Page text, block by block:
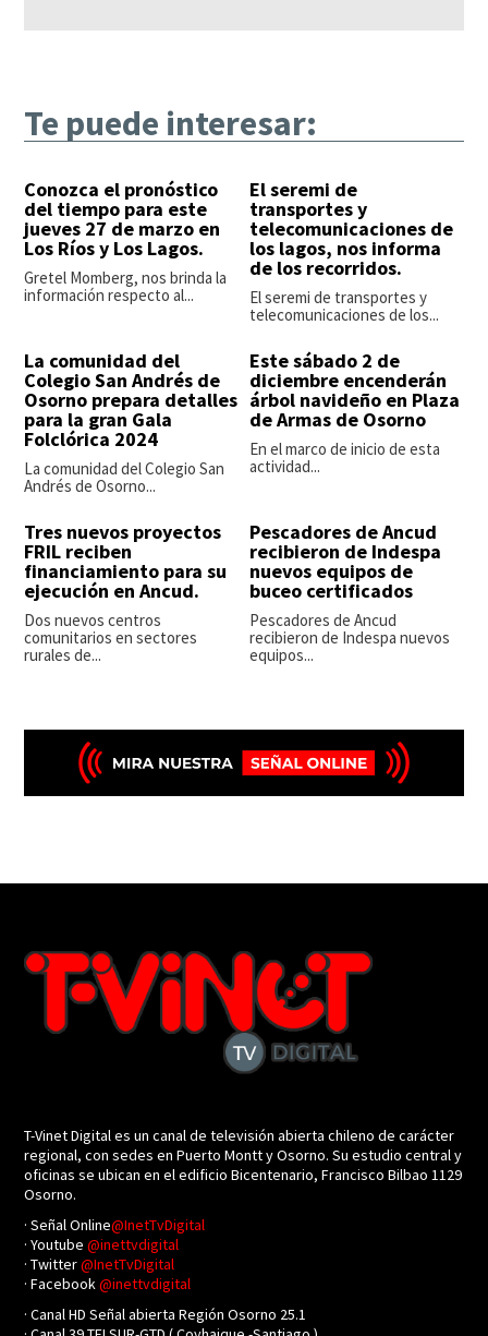
Te puede interesar:
Conozca el pronóstico
del tiempo para este
jueves 27 de marzo en
Los Ríos y Los Lagos.
Gretel Momberg, nos brinda la
información respecto al...
El seremi de
transportes y
telecomunicaciones de
los lagos, nos informa
de los recorridos.
El seremi de transportes y
telecomunicaciones de los...
La comunidad del
Colegio San Andrés de
Osorno prepara detalles
para la gran Gala
Folclórica 2024
La comunidad del Colegio San
Andrés de Osorno...
Este sábado 2 de
diciembre encenderán
árbol navideño en Plaza
de Armas de Osorno
En el marco de inicio de esta
actividad...
Tres nuevos proyectos
FRIL reciben
financiamiento para su
ejecución en Ancud.
Dos nuevos centros
comunitarios en sectores
rurales de...
Pescadores de Ancud
recibieron de Indespa
nuevos equipos de
buceo certificados
Pescadores de Ancud
recibieron de Indespa nuevos
equipos...
T-Vinet Digital es un canal de televisión abierta chileno de carácter
regional, con sedes en Puerto Montt y Osorno. Su estudio central y
oficinas se ubican en el edificio Bicentenario, Francisco Bilbao 1129
Osorno.
· Señal Online@InetTvDigital
· Youtube@inettvdigital
· Twitter@InetTvDigital
· Facebook@inettvdigital
· Canal HD Señal abierta Región Osorno 25.1